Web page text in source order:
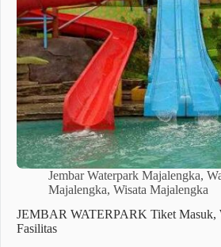
Jembar Waterpark Majalengka,
Majalengka, Wisata Majalengka
JEMBAR WATERPARK Tiket Masuk,
Fasilitas